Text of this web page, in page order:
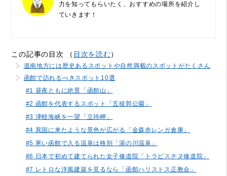
力を知ってもらいたく、おすすめの場所を紹介し
ていきます！
この記事の目次 （ 目次を読む）
道南地方には歴史あるスポットや自然満載のスポットがたくさん
函館で訪れるべきスポット10選
#1 昼夜ともに絶景「函館山」
#2 函館を代表するスポット「五稜郭公園」
#3 津軽海峡を一望「立待岬」
#4 異国に来たような景色が広がる「金森赤レンガ倉庫」
#5 寒い函館で入る温泉は格別「湯の川温泉」
#6 日本で初めて建てられた女子修道院「トラピスチヌ修道院」
#7 レトロな洋風建築を見るなら「函館ハリストス正教会」